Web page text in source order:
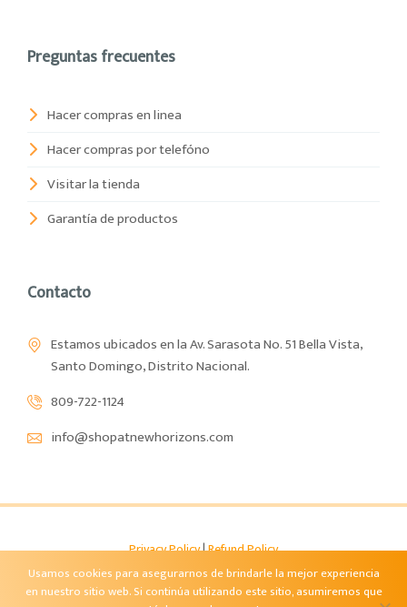
Preguntas frecuentes
Hacer compras en linea
Hacer compras por telefóno
Visitar la tienda
Garantía de productos
Contacto
Estamos ubicados en la Av. Sarasota No. 51 Bella Vista,
Santo Domingo, Distrito Nacional.
809-722-1124
info@shopatnewhorizons.com
Privacy Policy|Refund Policy
Shop at Newhorizons – GCNH- Copyright © 2026
Usamos cookies para asegurarnos de brindarle la mejor experiencia
en nuestro sitio web. Si continúa utilizando este sitio, asumiremos que